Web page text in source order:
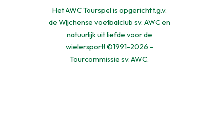
Het AWC Tourspel is opgericht t.g.v.
de Wijchense voetbalclub sv. AWC en
natuurlijk uit liefde voor de
wielersport! ©1991-2026 -
Tourcommissie sv. AWC.